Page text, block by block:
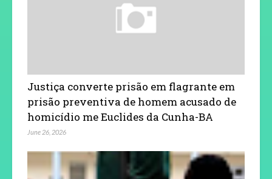
Justiça converte prisão em flagrante em
prisão preventiva de homem acusado de
homicídio me Euclides da Cunha-BA
June 26, 2026